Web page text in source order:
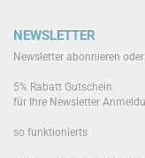
NEWSLETTER
Newsletter abonnieren
5% Rabatt Gutschein
für Ihre Newsletter
so funktionierts